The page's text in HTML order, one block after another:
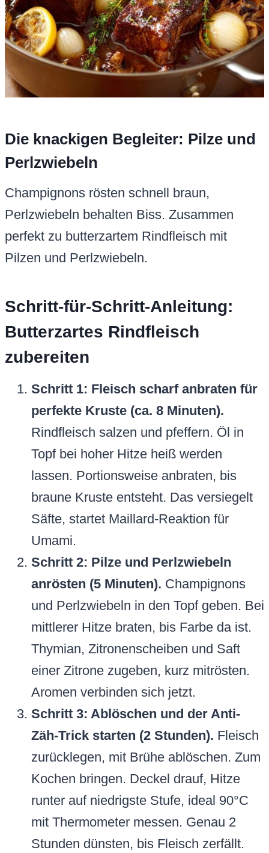
Die knackigen Begleiter: Pilze und
Perlzwiebeln
Champignons rösten schnell braun,
Perlzwiebeln behalten Biss. Zusammen
perfekt zu butterzartem Rindfleisch mit
Pilzen und Perlzwiebeln.
Schritt-für-Schritt-Anleitung:
Butterzartes Rindfleisch
zubereiten
Schritt 1: Fleisch scharf anbraten für
perfekte Kruste (ca. 8 Minuten).
Rindfleisch salzen und pfeffern. Öl in
Topf bei hoher Hitze heiß werden
lassen. Portionsweise anbraten, bis
braune Kruste entsteht. Das versiegelt
Säfte, startet Maillard-Reaktion für
Umami.
Schritt 2: Pilze und Perlzwiebeln
anrösten (5 Minuten). Champignons
und Perlzwiebeln in den Topf geben. Bei
mittlerer Hitze braten, bis Farbe da ist.
Thymian, Zitronenscheiben und Saft
einer Zitrone zugeben, kurz mitrösten.
Aromen verbinden sich jetzt.
Schritt 3: Ablöschen und der Anti-
Zäh-Trick starten (2 Stunden). Fleisch
zurücklegen, mit Brühe ablöschen. Zum
Kochen bringen. Deckel drauf, Hitze
runter auf niedrigste Stufe, ideal 90°C
mit Thermometer messen. Genau 2
Stunden dünsten, bis Fleisch zerfällt.